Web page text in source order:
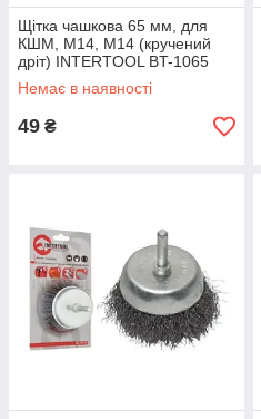
Щітка чашкова 65 мм, для
КШМ, М14, М14 (кручений
дріт) INTERTOOL BT-1065
Немає в наявності
49 ₴